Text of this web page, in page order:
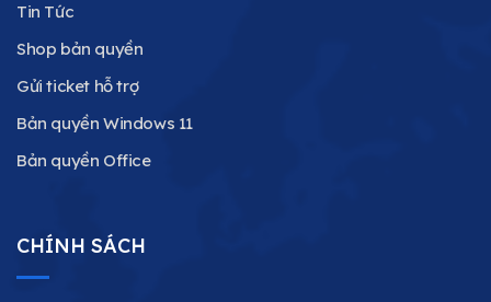
Tin Tức
Shop bản quyền
Gửi ticket hỗ trợ
Bản quyền Windows 11
Bản quyền Office
CHÍNH SÁCH